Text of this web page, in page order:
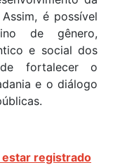
é possível
de gênero,
e social dos
fortalecer o
e o diálogo
estar registrado